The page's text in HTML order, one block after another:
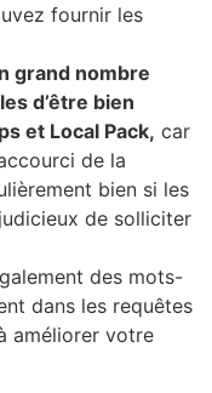
fournir les
grand nombre
d’être bien
et Local Pack, car
de la
bien si les
de solliciter
des mots-
dans les requêtes
améliorer votre